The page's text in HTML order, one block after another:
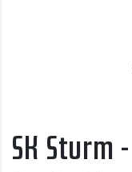
SK Sturm